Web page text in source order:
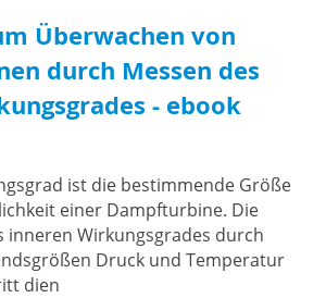
Überwachen von
durch Messen des
- ebook
ist die bestimmende Größe
einer Dampfturbine. Die
inneren Wirkungsgrades durch
Druck und Temperatur
dien